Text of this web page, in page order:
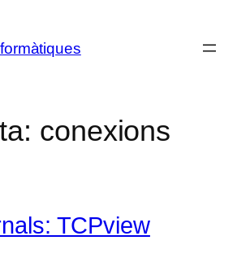
conexions
TCPview